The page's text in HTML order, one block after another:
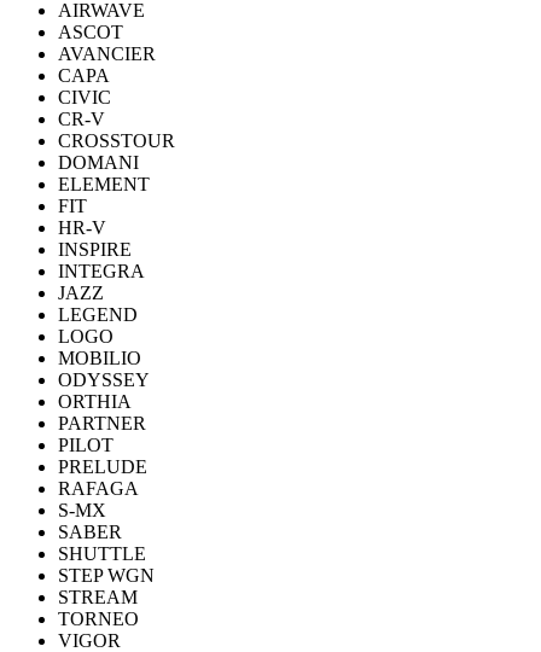
AIRWAVE
ASCOT
AVANCIER
CAPA
CIVIC
CR-V
CROSSTOUR
DOMANI
ELEMENT
FIT
HR-V
INSPIRE
INTEGRA
JAZZ
LEGEND
LOGO
MOBILIO
ODYSSEY
ORTHIA
PARTNER
PILOT
PRELUDE
RAFAGA
S-MX
SABER
SHUTTLE
STEP WGN
STREAM
TORNEO
VIGOR